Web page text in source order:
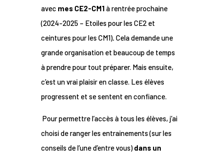
avec mes CE2-CM1à rentréeprochaine
(2024-2025 – Etoiles pour les CE2 et
ceintures pour les CM1). Cela demande une
grande organisation et beaucoup de temps
à prendre pour tout préparer. Mais ensuite,
c’est un vrai plaisir en classe. Les élèves
progressent et se sentent en confiance.
Pour permettre l’accès à tous les élèves, j’ai
choisi de ranger les entrainements (sur les
conseils de l’une d’entre vous)dans un